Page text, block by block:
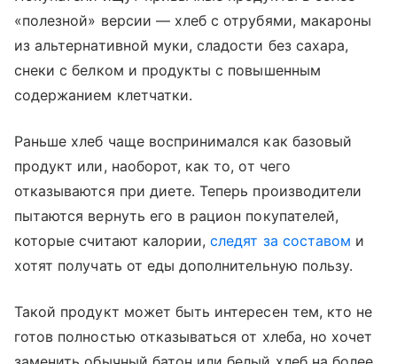
«полезной» версии — хлеб с отрубями, макароны
из альтернативной муки, сладости без сахара,
снеки с белком и продукты с повышенным
содержанием клетчатки.
Раньше хлеб чаще воспринимался как базовый
продукт или, наоборот, как то, от чего
отказываются при диете. Теперь производители
пытаются вернуть его в рацион покупателей,
которые считают калории,следят за составом и
хотят получать от еды дополнительную пользу.
Такой продукт может быть интересен тем, кто не
готов полностью отказываться от хлеба, но хочет